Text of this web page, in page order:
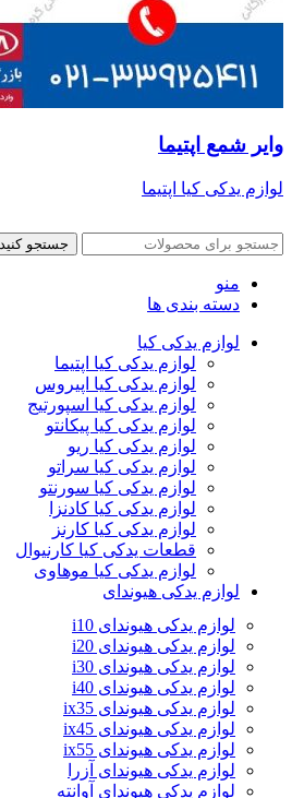
وایر شمع اپتیما
لوازم یدکی کیا اپتیما
جستجو کنید
منو
دسته بندی ها
لوازم یدکی کیا
لوازم یدکی کیا اپتیما
لوازم یدکی کیا اپیروس
لوازم یدکی کیا اسپورتیج
لوازم یدکی کیا پیکانتو
لوازم یدکی کیا ریو
لوازم یدکی کیا سراتو
لوازم یدکی کیا سورنتو
لوازم یدکی کیا کادنزا
لوازم یدکی کیا کارنز
قطعات یدکی کیا کارنیوال
لوازم یدکی کیا موهاوی
لوازم یدکی هیوندای
لوازم یدکی هیوندای i10
لوازم یدکی هیوندای i20
لوازم یدکی هیوندای i30
لوازم یدکی هیوندای i40
لوازم یدکی هیوندای ix35
لوازم یدکی هیوندای ix45
لوازم یدکی هیوندای ix55
لوازم یدکی هیوندای آزرا
لوازم یدکی هیوندای آوانته